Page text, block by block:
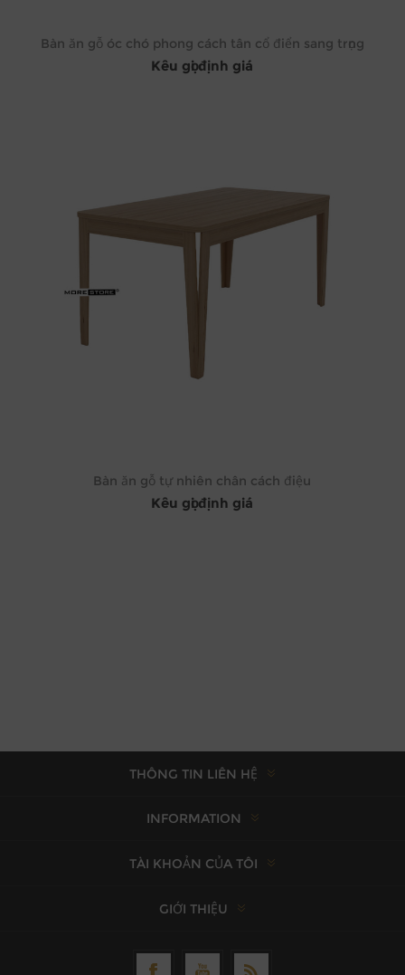
Bàn ăn gỗ óc chó phong cách tân cổ điển sang trọng
Kêu gọi định giá
Bàn ăn gỗ tự nhiên chân cách điệu
Kêu gọi định giá
THÔNG TIN LIÊN HỆ
INFORMATION
TÀI KHOẢN CỦA TÔI
GIỚI THIỆU